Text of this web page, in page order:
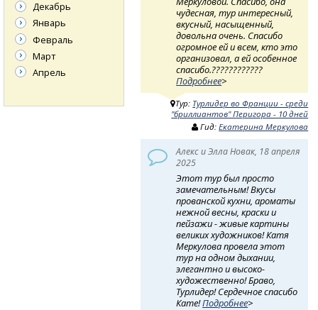
чудесная, тур интересный,
вкусный, насыщенный,
довольна очень. Спасибо
огромное ей и всем, кто это
организовал, а ей особенное
спасибо.????????????
Подробнее>
Тур: Турлидер во Франции - среди
"бриллиантов" Перигора - 10 дней
Гид:Екатерина Меркулова
Алекс и Элла Новак, 18 апреля
2025
Этот тур был просто
замечательным! Вкусы
прованской кухни, ароматы
нежной весны, краски и
пейзажи - живые картины
великих художников! Катя
Меркулова провела этот
тур на одном дыхании,
элегантно и высоко-
художественно! Браво,
Турлидер! Сердечное спасибо
Кате!Подробнее>
Декабрь
Январь
Февраль
Март
Апрель